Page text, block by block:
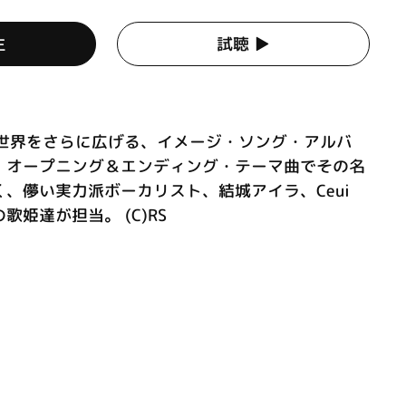
試聴 ▶︎
界をさらに広げる、イメージ・ソング・アルバ
ープニング＆エンディング・テーマ曲でその名
儚い実力派ボーカリスト、結城アイラ、Ceui
姫達が担当。 (C)RS